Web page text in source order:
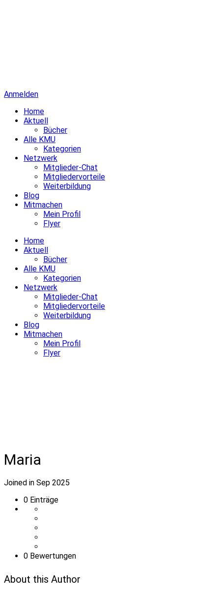
Anmelden
Home
Aktuell
Bücher
Alle KMU
Kategorien
Netzwerk
Mitglieder-Chat
Mitgliedervorteile
Weiterbildung
Blog
Mitmachen
Mein Profil
Flyer
Home
Aktuell
Bücher
Alle KMU
Kategorien
Netzwerk
Mitglieder-Chat
Mitgliedervorteile
Weiterbildung
Blog
Mitmachen
Mein Profil
Flyer
Maria
Joined in Sep 2025
0 Einträge
0 Bewertungen
About this Author